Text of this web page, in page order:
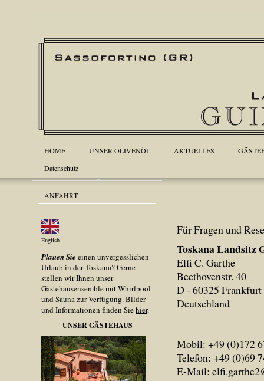
HOME UNSER OLIVENÖL AKTUELLES
Datenschutz
ANFAHRT
English
Planen Sie einen unvergesslichen
Urlaub in der Toskana? Gerne
stellen wir Ihnen unser
Gästehausensemble mit Whirlpool
und Sauna zur Verfügung. Bilder
und Informationen finden Siehier.
UNSER GÄSTEHAUS
Für Fragen und
Toskana Landsitz
Elfi C. Garthe
Beethovenstr. 40
D - 60325
Deutschland
Mobil: +49 (0)172
Telefon: +49 (0)69
E-Mail: